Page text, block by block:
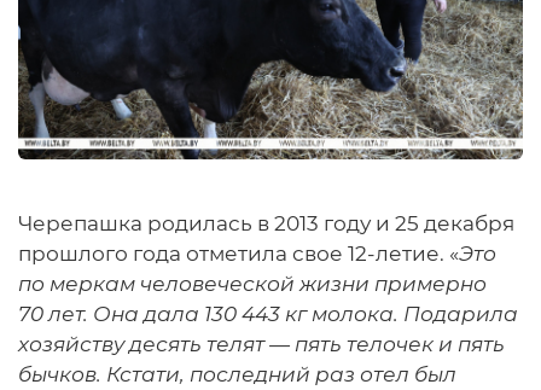
Черепашка родилась в 2013 году и 25 декабря
прошлого года отметила свое 12-летие. «Это
по меркам человеческой жизни примерно
70 лет. Она дала 130 443 кг молока. Подарила
хозяйству десять телят — пять телочек и пять
бычков. Кстати, последний раз отел был